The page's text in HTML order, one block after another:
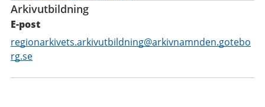
Arkivutbildning
E-post
E-
post
regionarkivets.arkivutbildning@arkivnamnden.gotebo
rg.se